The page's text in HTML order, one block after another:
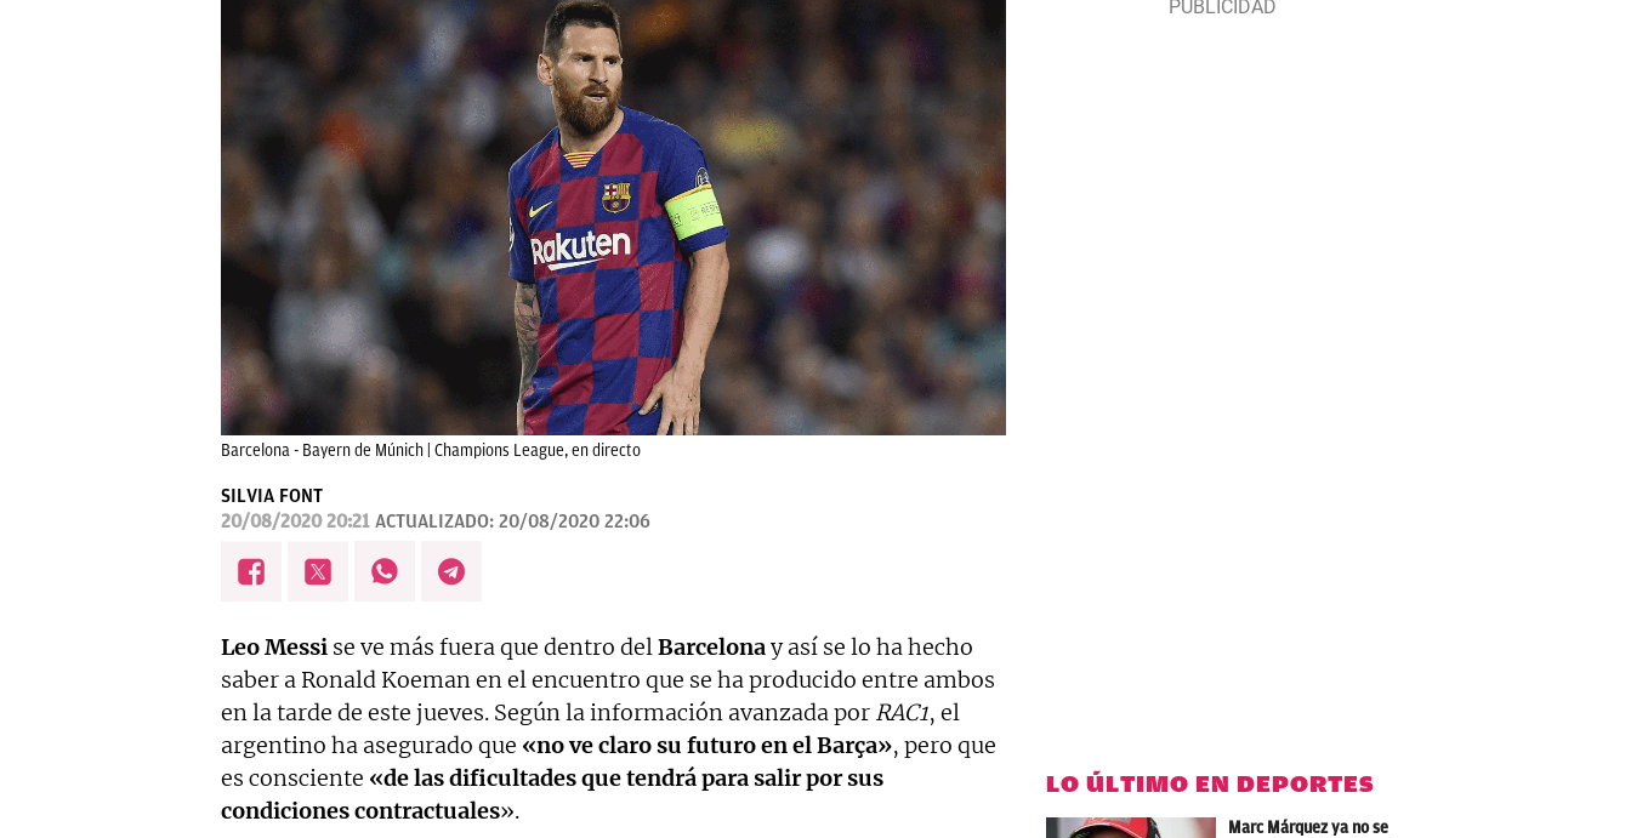
Barcelona - Bayern de Múnich | Champions League, en directo
SILVIA FONT
20/08/2020 20:21 ACTUALIZADO: 20/08/2020 22:06
Leo Messi se ve más fuera que dentro delBarcelonay así se lo ha hecho
saber a Ronald Koeman en el encuentro que se ha producido entre ambos
en la tarde de este jueves. Según la información avanzada por RAC1, el
argentino ha asegurado que «no ve claro su futuro en el Barça», pero que
es consciente «de las dificultades que tendrá para salir por sus
condiciones contractuales».
LO ÚLTIMO EN DEPORTES
Marc Márquez ya no se